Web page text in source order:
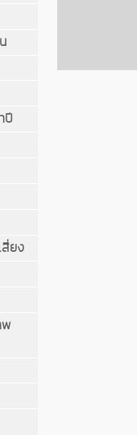
ปี
สี่ยง
พ